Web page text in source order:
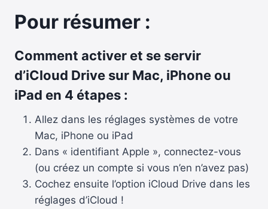
Pour résumer :
Comment activer et se servir
d’iCloud Drive sur Mac, iPhone ou
iPad en 4 étapes :
Allez dans les réglages systèmes de votre
Mac, iPhone ou iPad
Dans « identifiant Apple », connectez-vous
(ou créez un compte si vous n’en n’avez pas)
Cochez ensuite l’option iCloud Drive dans les
réglages d’iCloud !